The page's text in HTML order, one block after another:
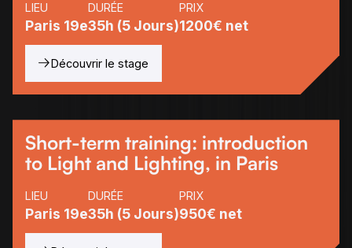
LIEU
Paris 19e
DURÉE
35h (5 Jours)
PRIX
1200€ net
Découvrir le stage
Short-term training: introduction
to Light and Lighting, in Paris
LIEU
Paris 19e
DURÉE
35h (5 Jours)
PRIX
950€ net